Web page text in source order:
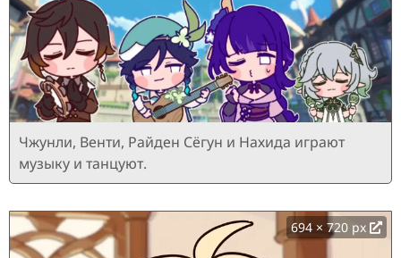
Чжунли, Венти, Райден Сёгун и Нахида играют
музыку и танцуют.
694 × 720 px